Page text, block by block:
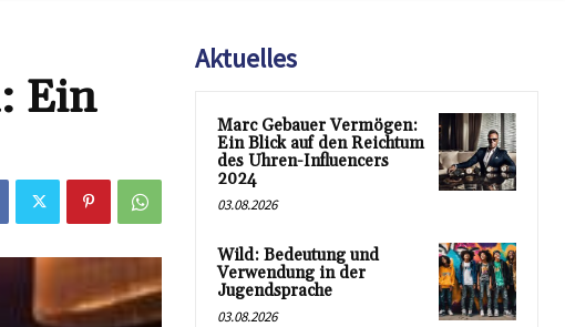
Ein
Aktuelles
Marc Gebauer Vermögen:
Ein Blick auf den Reichtum
des Uhren-Influencers
2024
03.08.2026
Wild: Bedeutung und
Verwendung in der
Jugendsprache
03.08.2026